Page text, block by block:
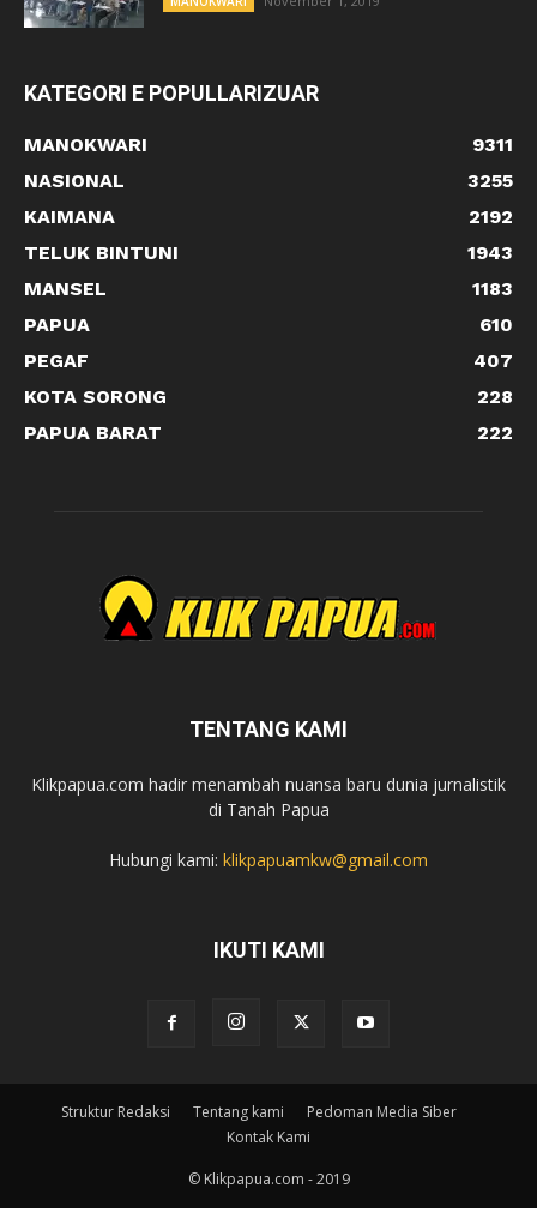
KATEGORI E POPULLARIZUAR
MANOKWARI
9311
NASIONAL
3255
KAIMANA
2192
TELUK BINTUNI
1943
MANSEL
1183
PAPUA
610
PEGAF
407
KOTA SORONG
228
PAPUA BARAT
222
TENTANG KAMI
Klikpapua.com hadir menambah nuansa baru dunia jurnalistik
di Tanah Papua
Hubungi kami: klikpapuamkw@gmail.com
IKUTI KAMI
Struktur Redaksi Tentang kami
Pedoman Media Siber
Kontak Kami
© Klikpapua.com - 2019